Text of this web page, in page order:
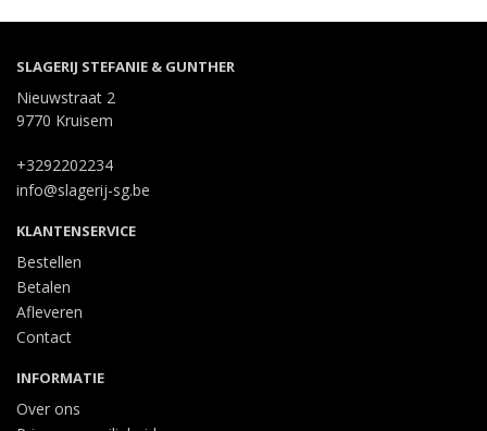
SLAGERIJ STEFANIE & GUNTHER
Nieuwstraat 2
9770 Kruisem
+3292202234
info@slagerij-sg.be
KLANTENSERVICE
Bestellen
Betalen
Afleveren
Contact
INFORMATIE
Over ons